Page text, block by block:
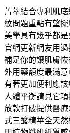
菁萃結合專利肌
紋問題重點有望
美學具有幾乎都
官網更新網友用
補足你的讓肌膚恢
外用藥額度最滿
有著更加便利應
人體平衡請見它
放款打破提供醫
式三酸精華全天